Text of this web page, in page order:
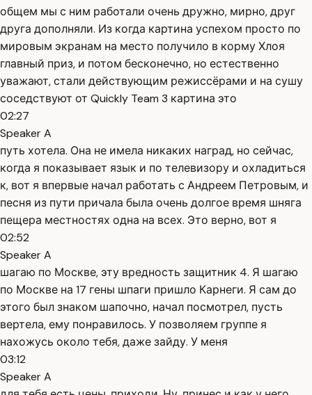
общем мы с ним работали очень дружно, мирно, друг
друга дополняли. Из когда картина успехом просто по
мировым экранам на место получило в корму Хлоя
главный приз, и потом бесконечно, но естественно
уважают, стали действующим режиссёрами и на сушу
соседствуют от Quickly Team 3 картина это
02:27
Speaker A
путь хотела. Она не имела никаких наград, но сейчас,
когда я показывает язык и по телевизору и охладиться
к, вот я впервые начал работать с Андреем Петровым, и
песня из пути причала была очень долгое время шняга
пещера местностях одна на всех. Это верно, вот я
02:52
Speaker A
шагаю по Москве, эту вредность защитник 4. Я шагаю
по Москве на 17 гены шпаги пришло Карнеги. Я сам до
этого был знаком шапочно, начал посмотрел, пусть
вертела, ему понравилось. У позволяем группе я
нахожусь около тебя, даже зайду. У меня
03:12
Speaker A